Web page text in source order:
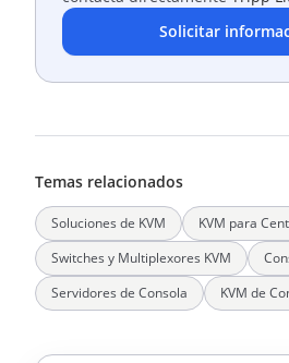
Solicitar
Temas relacionados
Soluciones de KVM
KVM para
Switches y Multiplexores KVM
Servidores de Consola
KVM de